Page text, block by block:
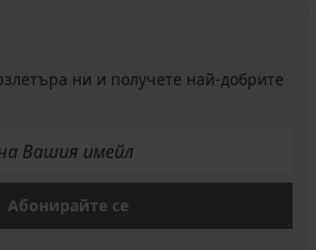
ни и получете най-добрите
Абонирайте се